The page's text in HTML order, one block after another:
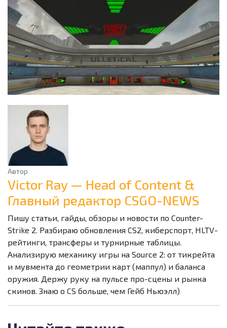
Автор
Victor Ray — Head of Content &
Главный редактор CSGO-NEWS
Пишу статьи, гайды, обзоры и новости по Counter-
Strike 2. Разбираю обновления CS2, киберспорт, HLTV-
рейтинги, трансферы и турнирные таблицы.
Анализирую механику игры на Source 2: от тикрейта
и мувмента до геометрии карт (маппул) и баланса
оружия. Держу руку на пульсе про-сцены и рынка
скинов. Знаю о CS больше, чем Гейб Ньюэлл)